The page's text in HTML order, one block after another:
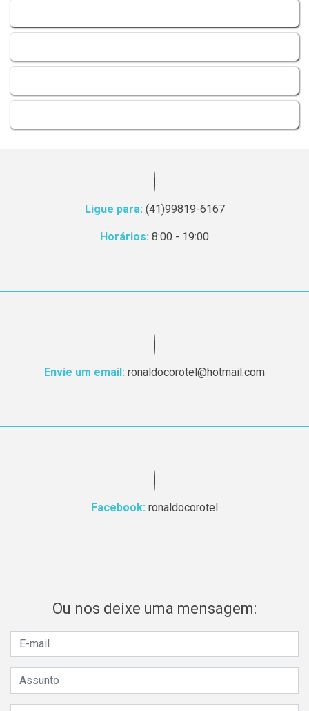
Ligue para: (41)99819-6167
Horários: 8:00 - 19:00
Envie um email: ronaldocorotel@hotmail.com
Facebook: ronaldocorotel
Ou nos deixe uma mensagem: